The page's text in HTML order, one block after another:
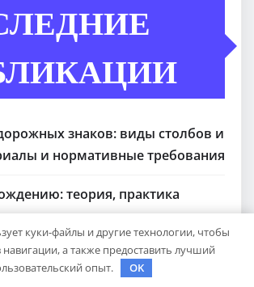
знаков: виды столбов и
и нормативные требования
теория, практика
и подготовка к экзаменам
для школьников: как учить язык
куки-файлы и другие технологии, чтобы
а также предоставить лучший
опыт.
OK